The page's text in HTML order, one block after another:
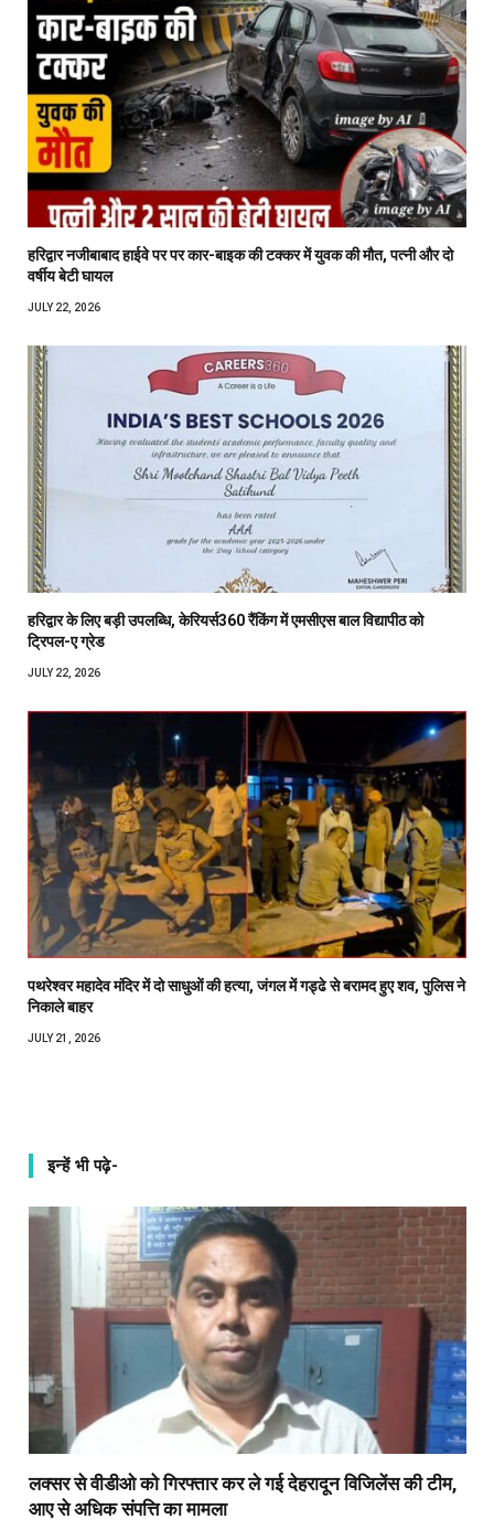
हरिद्वार नजीबाबाद हाईवे पर पर कार-बाइक की टक्कर में युवक की मौत, पत्नी और दो
वर्षीय बेटी घायल
JULY 22, 2026
हरिद्वार के लिए बड़ी उपलब्धि, केरियर्स360 रैंकिंग में एमसीएस बाल विद्यापीठ को
ट्रिपल-ए ग्रेड
JULY 22, 2026
पथरेश्वर महादेव मंदिर में दो साधुओं की हत्या, जंगल में गड्ढे से बरामद हुए शव, पुलिस ने
निकाले बाहर
JULY 21, 2026
इन्हें भी पढ़े-
लक्सर से वीडीओ को गिरफ्तार कर ले गई देहरादून विजिलेंस की टीम,
आए से अधिक संपत्ति का मामला